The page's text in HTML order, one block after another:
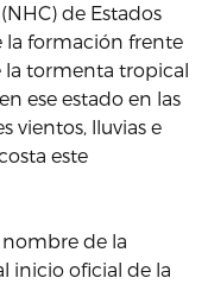
de Estados
la formación frente
la tormenta tropical
ese estado en las
vientos, lluvias e
este
de la
inicio oficial de la